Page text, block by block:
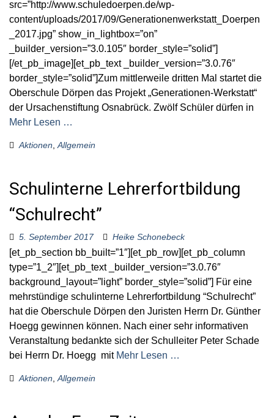
src=”http://www.schuledoerpen.de/wp-
content/uploads/2017/09/Generationenwerkstatt_Doerpen
_2017.jpg” show_in_lightbox=”on”
_builder_version=”3.0.105″ border_style=”solid”]
[/et_pb_image][et_pb_text _builder_version=”3.0.76″
border_style=”solid”]Zum mittlerweile dritten Mal startet die
Oberschule Dörpen das Projekt „Generationen-Werkstatt“
der Ursachenstiftung Osnabrück. Zwölf Schüler dürfen in
Mehr Lesen …
Aktionen Allgemein
Schulinterne Lehrerfortbildung
“Schulrecht”
5. September 2017 Heike Schonebeck
[et_pb_section bb_built=”1″][et_pb_row][et_pb_column
type=”1_2″][et_pb_text _builder_version=”3.0.76″
background_layout=”light” border_style=”solid”] Für eine
mehrstündige schulinterne Lehrerfortbildung “Schulrecht”
hat die Oberschule Dörpen den Juristen Herrn Dr. Günther
Hoegg gewinnen können. Nach einer sehr informativen
Veranstaltung bedankte sich der Schulleiter Peter Schade
bei Herrn Dr. Hoegg mit Mehr Lesen …
Aktionen Allgemein